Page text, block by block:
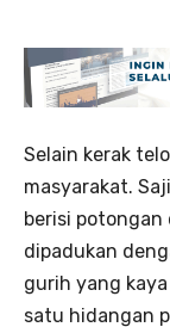
Selain kerak
masyarakat.
berisi
dipadukan
gurih yang
satu hidangan